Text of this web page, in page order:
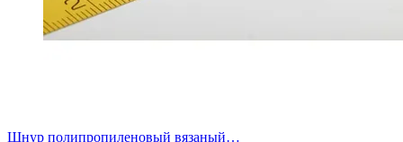
Шнур полипропиленовый вязаный…